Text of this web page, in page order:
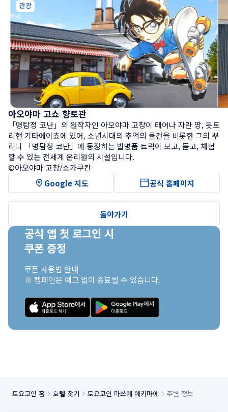
관광
아오야마 고쇼 향토관
「명탐정 코난」의 원작자인 아오야마 고창이 태어나 자란 땅, 돗토
리현 기타에이쵸에 있어, 소년시대의 추억의 물건을 비롯한 그의 뿌
리나 「명탐정 코난」에 등장하는 발명품 트릭이 보고, 듣고, 체험
할 수 있는 전세계 온리원의 시설입니다.
©아오야마 고창/쇼가쿠칸
Google 지도
공식 홈페이지
돌아가기
공식 앱 첫 로그인 시
쿠폰 증정
쿠폰 사용법 안내
※ 캠페인은 예고 없이 종료될 수 있습니다.
토요코인 홈 호텔 찾기 토요코인 마쓰에 에키마에 주변 정보